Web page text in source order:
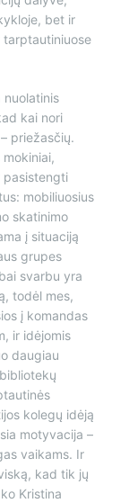
bet ir
tarptautiniuose
nuolatinis
kai nori
priežasčių.
pasistengti
mobiliuosius
skatinimo
į situaciją
grupes
svarbu yra
todėl mes,
į komandas
ir idėjomis
daugiau
kolegų idėją
motyvacija –
vaikams. Ir
kad tik jų
Kristina